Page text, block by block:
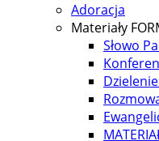
Adoracja
Materiały
Słowo